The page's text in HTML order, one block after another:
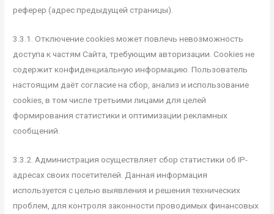
реферер (адрес предыдущей страницы).
3.3.1. Отключение cookies может повлечь невозможность
доступа к частям Сайта, требующим авторизации. Cookies не
содержит конфиденциальную информацию. Пользователь
настоящим даёт согласие на сбор, анализ и использование
cookies, в том числе третьими лицами для целей
формирования статистики и оптимизации рекламных
сообщений.
3.3.2. Администрация осуществляет сбор статистики об IP-
адресах своих посетителей. Данная информация
используется с целью выявления и решения технических
проблем, для контроля законности проводимых финансовых